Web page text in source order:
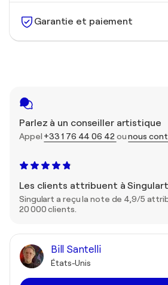
Garantie et paiement
Parlez à un conseiller artistique
Appel +33 1 76 44 06 42 ounous
Les clients attribuent à
Singulart a reçu la note de 4,9/5
20 000 clients.
Bill Santelli
États-Unis